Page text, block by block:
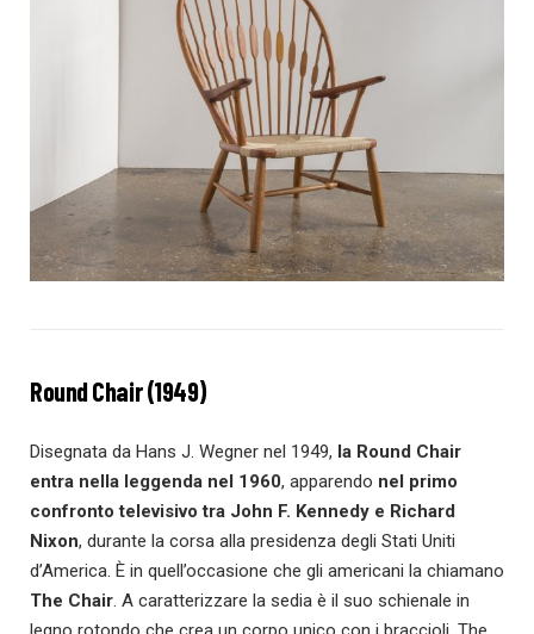
Round Chair (1949)
Disegnata da Hans J. Wegner nel 1949, la Round Chair
entra nella leggenda nel 1960, apparendo nel primo
confronto televisivo tra John F. Kennedy e Richard
Nixon, durante la corsa alla presidenza degli Stati Uniti
d’America. È in quell’occasione che gli americani la chiamano
The Chair. A caratterizzare la sedia è il suo schienale in